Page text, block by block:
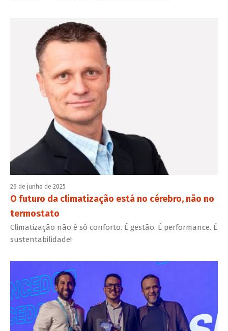
26 de junho de 2025
O futuro da climatização está no cérebro, não no
termostato
Climatização não é só conforto. É gestão. É performance. É
sustentabilidade!